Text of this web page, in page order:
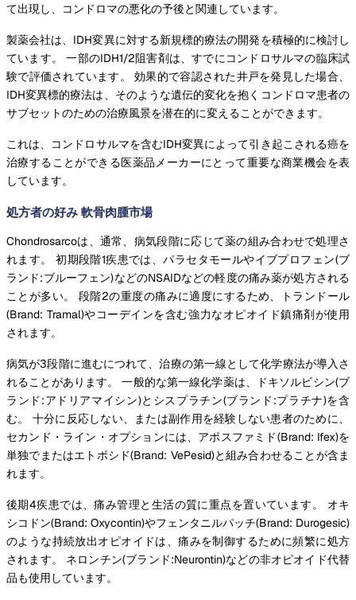
て出現し、コンドロマの悪化の予後と関連しています。
製薬会社は、IDH変異に対する新規標的療法の開発を積極的に検討し
ています。 一部のIDH1/2阻害剤は、すでにコンドロサルマの臨床試
験で評価されています。 効果的で容認された井戸を発見した場合、
IDH変異標的療法は、そのような遺伝的変化を抱くコンドロマ患者の
サブセットのための治療風景を潜在的に変えることができます。
これは、コンドロサルマを含むIDH変異によって引き起こされる癌を
治療することができる医薬品メーカーにとって重要な商業機会を表
しています。
処方者の好み 軟骨肉腫市場
Chondrosarcoは、通常、病気段階に応じて薬の組み合わせで処理さ
れます。 初期段階1疾患では、パラセタモールやイブプロフェン(ブ
ランド:ブルーフェン)などのNSAIDなどの軽度の痛み薬が処方される
ことが多い。 段階2の重度の痛みに適度にするため、トランドール
(Brand: Tramal)やコーデインを含む強力なオピオイド鎮痛剤が使用
されます。
病気が3段階に進むにつれて、治療の第一線として化学療法が導入さ
れることがあります。 一般的な第一線化学薬は、ドキソルビシン(ブ
ランド:アドリアマイシン)とシスプラチン(ブランド:プラチナ)を含
む。 十分に反応しない、または副作用を経験しない患者のために、
セカンド・ライン・オプションには、アポスファミド(Brand: Ifex)を
単独でまたはエトポシド(Brand: VePesid)と組み合わせることが含ま
れます。
後期4疾患では、痛み管理と生活の質に重点を置いています。 オキ
シコドン(Brand: Oxycontin)やフェンタニルパッチ(Brand: Durogesic)
のような持続放出オピオイドは、痛みを制御するために頻繁に処方
されます。 ネロンチン(ブランド:Neurontin)などの非オピオイド代替
品も使用しています。